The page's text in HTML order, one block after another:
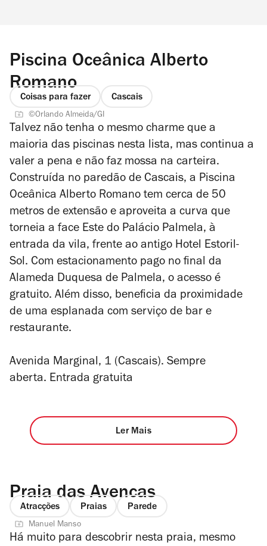
Piscina Oceânica Alberto
Romano
Coisas para fazer Cascais
©Orlando Almeida/GI
Talvez não tenha o mesmo charme que a
maioria das piscinas nesta lista, mas continua a
valer a pena e não faz mossa na carteira.
Construída no paredão de Cascais, a Piscina
Oceânica Alberto Romano tem cerca de 50
metros de extensão e aproveita a curva que
torneia a face Este do Palácio Palmela, à
entrada da vila, frente ao antigo Hotel Estoril-
Sol. Com estacionamento pago no final da
Alameda Duquesa de Palmela, o acesso é
gratuito. Além disso, beneficia da proximidade
de uma esplanada com serviço de bar e
restaurante.
Avenida Marginal, 1 (Cascais). Sempre
aberta. Entrada gratuita
Ler Mais
Praia das Avencas
Atracções Praias Parede
Manuel Manso
Há muito para descobrir nesta praia, mesmo